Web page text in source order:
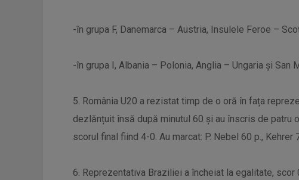
-în grupa F, Danemarca – Austria, Insulele Feroe –
-în grupa I, Albania – Polonia, Anglia – Ungaria și San
5. România U20 a rezistat timp de o oră în fața
dezlănțuit însă după minutul 60 și au înscris de patru
scorul final fiind 4-0. Au marcat: P. Nebel 60 p., Kehrer
6. Reprezentativa Braziliei a încheiat la egalitate,